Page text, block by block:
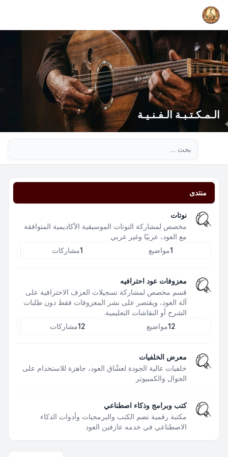
الـمـكـتـبـة الـفـنـيـة
منتدى
نوتات
مخصص لمشاركة النوتات الموسيقية الأكاديمية المتوافقة
مع العود، عربيًا وغير عربي
1مواضيع 1مشاركات
معزوفات عود احترافيه
قسم مخصص لمشاركة تسجيلات العزف الاحترافية على
آلة العود، ويقتصر على نشر المعزوفات فقط دون طلبات
الشرح أو النقاشات التعليمية.
12مواضيع 12مشاركات
معرض الخلفيات
خلفيات عالية الجودة لعشّاق العود، جاهزة للاستخدام على
الجوال والكمبيوتر
كتب وبرامج وذكاء اصطناعي
مكتبة رقمية تضم الكتب والبرمجيات وأدوات الذكاء
الاصطناعي في خدمه عازفين العود